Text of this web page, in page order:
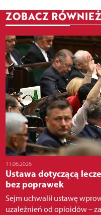
ZOBACZ RÓWNIEŻ
11.06.2026
Ustawa dotyczącą
bez poprawek
Sejm uchwalił ustawę
uzależnień od opioidów –